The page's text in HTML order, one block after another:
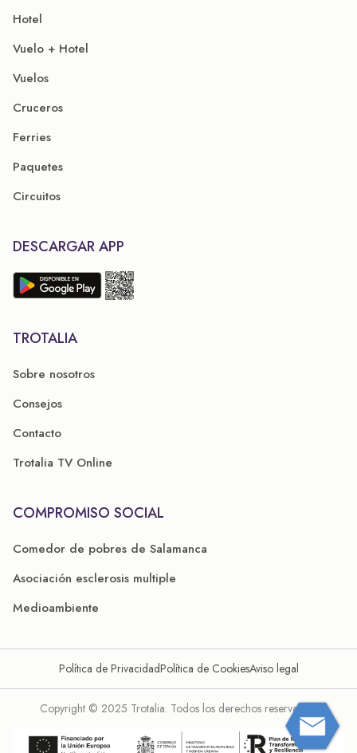
Hotel
Vuelo + Hotel
Vuelos
Cruceros
Ferries
Paquetes
Circuitos
DESCARGAR APP
TROTALIA
Sobre nosotros
Consejos
Contacto
Trotalia TV Online
COMPROMISO SOCIAL
Comedor de pobres de Salamanca
Asociación esclerosis multiple
Medioambiente
Política de PrivacidadPolítica de CookiesAviso legal
Copyright © 2025 Trotalia. Todos los derechos reservados.